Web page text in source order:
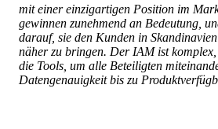
mit einer einzigartigen Position im
gewinnen zunehmend an Bedeutung,
darauf, sie den Kunden in
näher zu bringen. Der IAM ist
die Tools, um alle Beteiligten
Datengenauigkeit bis zu